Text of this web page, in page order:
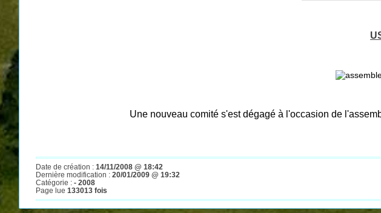
Une nouveau comité s'est dégagé à l'occasion de
Date de création : 14/11/2008 @ 18:42
Dernière modification : 20/01/2009 @ 19:32
Catégorie : - 2008
Page lue 133013 fois